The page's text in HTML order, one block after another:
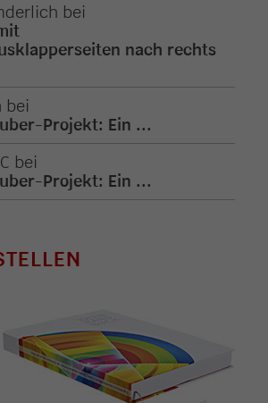
bei
nach rechts
bei
Projekt: Ein ...
bei
Projekt: Ein ...